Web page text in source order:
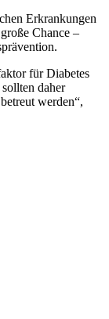
Erkrankungen
Chance –
für Diabetes
daher
werden“,